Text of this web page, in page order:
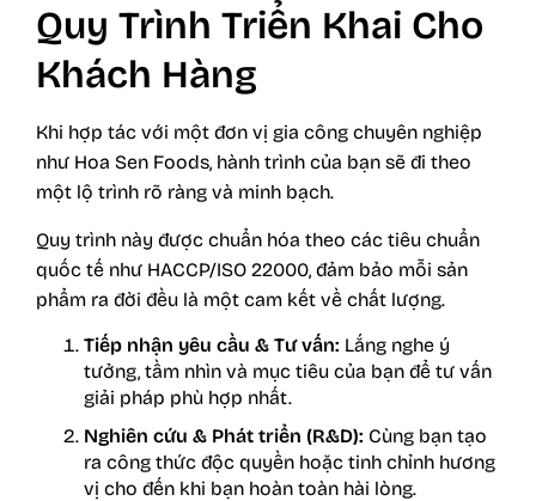
Quy Trình Triển Khai Cho
Khách Hàng
Khi hợp tác với một đơn vị gia công chuyên nghiệp
như Hoa Sen Foods, hành trình của bạn sẽ đi theo
một lộ trình rõ ràng và minh bạch.
Quy trình này được chuẩn hóa theo các tiêu chuẩn
quốc tế như HACCP/ISO 22000, đảm bảo mỗi sản
phẩm ra đời đều là một cam kết về chất lượng.
Tiếp nhận yêu cầu & Tư vấn: Lắng nghe ý
tưởng, tầm nhìn và mục tiêu của bạn để tư vấn
giải pháp phù hợp nhất.
Nghiên cứu & Phát triển (R&D): Cùng bạn tạo
ra công thức độc quyền hoặc tinh chỉnh hương
vị cho đến khi bạn hoàn toàn hài lòng.